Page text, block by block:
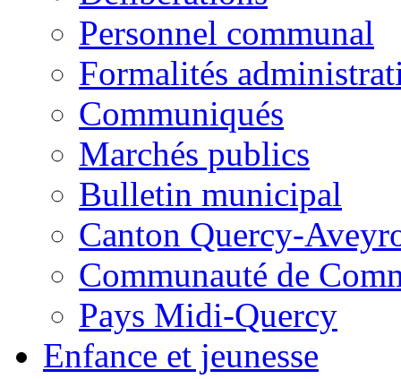
Personnel communal
Formalités
Communiqués
Marchés publics
Bulletin municipal
Canton Quercy-
Communauté de
Pays Midi-Quercy
Enfance et jeunesse